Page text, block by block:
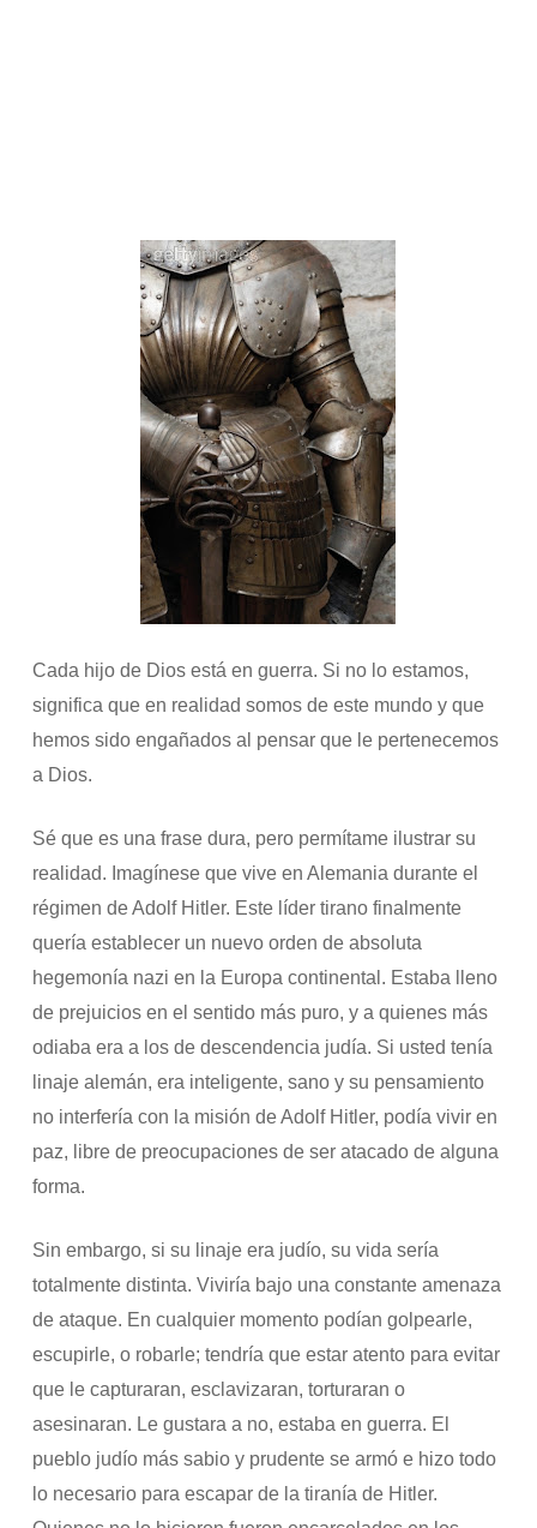
Cada hijo de Dios está en guerra. Si no lo estamos,
significa que en realidad somos de este mundo y que
hemos sido engañados al pensar que le pertenecemos
a Dios.
Sé que es una frase dura, pero permítame ilustrar su
realidad. Imagínese que vive en Alemania durante el
régimen de Adolf Hitler. Este líder tirano finalmente
quería establecer un nuevo orden de absoluta
hegemonía nazi en la Europa continental. Estaba lleno
de prejuicios en el sentido más puro, y a quienes más
odiaba era a los de descendencia judía. Si usted tenía
linaje alemán, era inteligente, sano y su pensamiento
no interfería con la misión de Adolf Hitler, podía vivir en
paz, libre de preocupaciones de ser atacado de alguna
forma.
Sin embargo, si su linaje era judío, su vida sería
totalmente distinta. Viviría bajo una constante amenaza
de ataque. En cualquier momento podían golpearle,
escupirle, o robarle; tendría que estar atento para evitar
que le capturaran, esclavizaran, torturaran o
asesinaran. Le gustara a no, estaba en guerra. El
pueblo judío más sabio y prudente se armó e hizo todo
lo necesario para escapar de la tiranía de Hitler.